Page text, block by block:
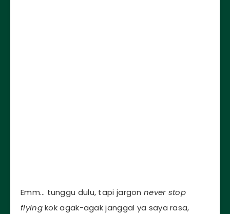
Emm… tunggu dulu, tapi jargon never stop
flyingkok agak-agak janggal ya saya rasa,